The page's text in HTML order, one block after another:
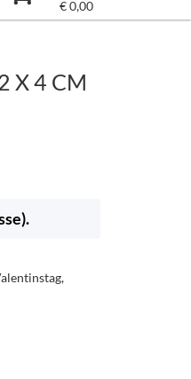
€0,00
X 4 CM